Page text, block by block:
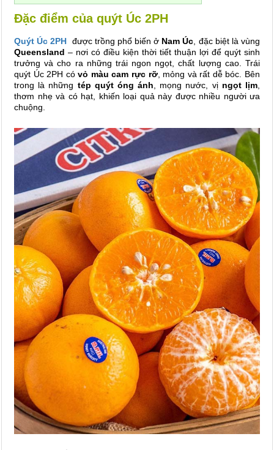
Đặc điểm của quýt Úc 2PH
Quýt Úc 2PH được trồng phổ biến ở Nam Úc , đặc biệt là vùng
Queensland – nơi có điều kiện thời tiết thuận lợi để quýt sinh
trưởng và cho ra những trái ngon ngọt, chất lượng cao. Trái
quýt Úc 2PH cóvỏ màu cam rực rỡ, mỏng và rất dễ bóc. Bên
trong là những tép quýt óng ánh , mọng nước, vị ngọt lịm
thơm nhẹ và có hạt, khiến loại quả này được nhiều người ưa
chuộng.